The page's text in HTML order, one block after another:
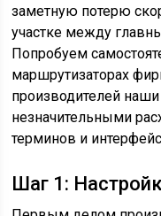
заметную потерю
участке между
Попробуем
маршрутизаторах
производителей
незначительными
терминов и
Шаг 1: